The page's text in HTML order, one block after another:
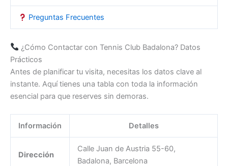
Preguntas Frecuentes
¿Cómo Contactar con Tennis Club Badalona? Datos
Prácticos
Antes de planificar tu visita, necesitas los datos clave al
instante. Aquí tienes una tabla con toda la información
esencial para que reserves sin demoras.
Información Detalles
Dirección
Calle Juan de Austria 55-60,
Badalona, Barcelona